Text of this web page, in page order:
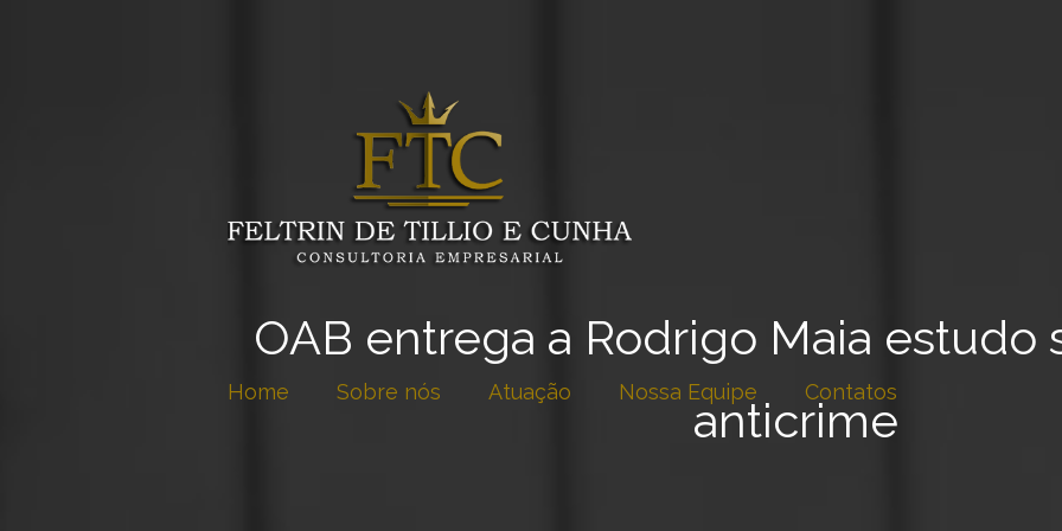
Home Sobre nós Atuação Nossa Equipe Contatos
OAB entrega a Rodrigo Maia estudo
anticrime